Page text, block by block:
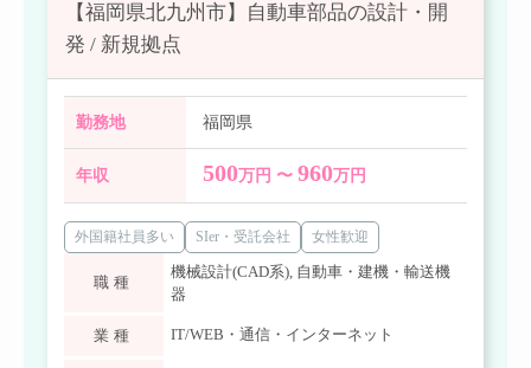
【福岡県北九州市】自動車部品の設計・開
発 / 新規拠点
勤務地 福岡県
年収 500万円 〜960万円
外国籍社員多い SIer・受託会社 女性歓迎
職種
機械設計(CAD系), 自動車・建機・輸送機
器
業種 IT/WEB・通信・インターネット